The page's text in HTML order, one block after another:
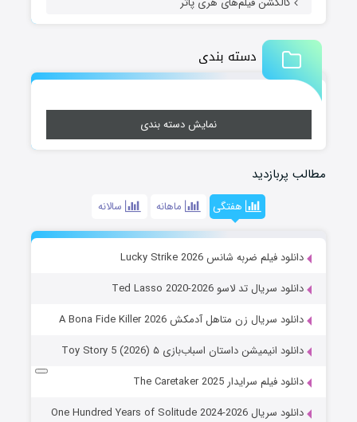
دسته بندی
نمایش دسته بندی
مطالب پربازدید
هفتگی ماهانه سالانه
دانلود فیلم ضربه شانس Lucky Strike 2026
دانلود سریال تد لاسو Ted Lasso 2020-2026
دانلود سریال زن متاهل آدمکش A Bona Fide Killer 2026
دانلود انیمیشن داستان اسباب‌بازی ۵ Toy Story 5 (2026)
دانلود فیلم سرایدار The Caretaker 2025
دانلود سریال One Hundred Years of Solitude 2024-2026